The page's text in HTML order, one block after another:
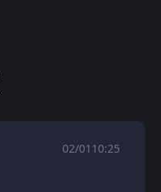
02/01 10:25